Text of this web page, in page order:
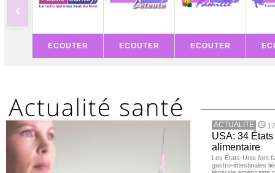
‹
ECOUTER ECOUTER ECOUTER
ACTUALITE
USA: 34
alimentaire
Les États-Unis font
gastro-intestinales